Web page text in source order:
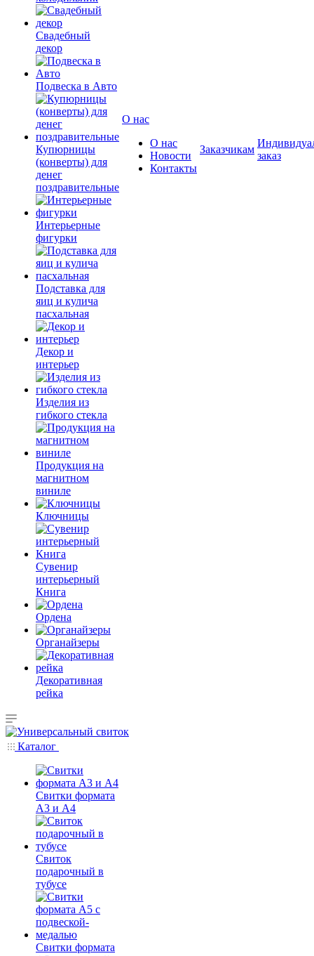
Свадебный
декор
Подвеска в Авто
Купюрницы
(конверты) для
денег
поздравительные
Интерьерные
фигурки
Подставка для
яиц и кулича
пасхальная
Декор и
интерьер
Изделия из
гибкого стекла
Продукция на
магнитном
виниле
Ключницы
Сувенир
интерьерный
Книга
Ордена
Органайзеры
Декоративная
рейка
О нас
О нас
Новости
Контакты
Заказчикам
заказ
Каталог
Свитки формата
А3 и А4
Свиток
подарочный в
тубусе
Свитки формата